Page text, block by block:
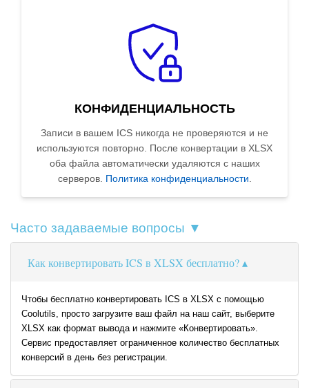
КОНФИДЕНЦИАЛЬНОСТЬ
Записи в вашем ICS никогда не проверяются и не
используются повторно. После конвертации в XLSX
оба файла автоматически удаляются с наших
серверов. Политика конфиденциальности
Часто задаваемые вопросы ▼
Как конвертировать ICS в XLSX бесплатно?
Чтобы бесплатно конвертировать ICS в XLSX с помощью
Coolutils, просто загрузите ваш файл на наш сайт, выберите
XLSX как формат вывода и нажмите «Конвертировать».
Сервис предоставляет ограниченное количество бесплатных
конверсий в день без регистрации.